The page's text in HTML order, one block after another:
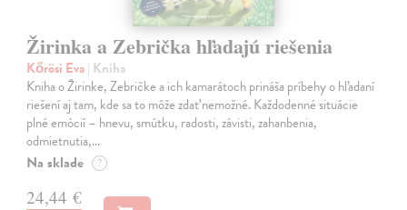
Žirinka a Zebrička hľadajú riešenia
Kőrösi Eva| Kniha
Kniha o Žirinke, Zebričke a ich kamarátoch prináša príbehy o hľadaní
riešení aj tam, kde sa to môže zdať nemožné. Každodenné situácie
plné emócií – hnevu, smútku, radosti, závisti, zahanbenia,
odmietnutia,…
Na sklade ?
24,44 €